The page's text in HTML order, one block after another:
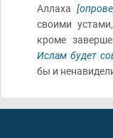
Аллаха
своими
кроме
Ислам будет
бы и